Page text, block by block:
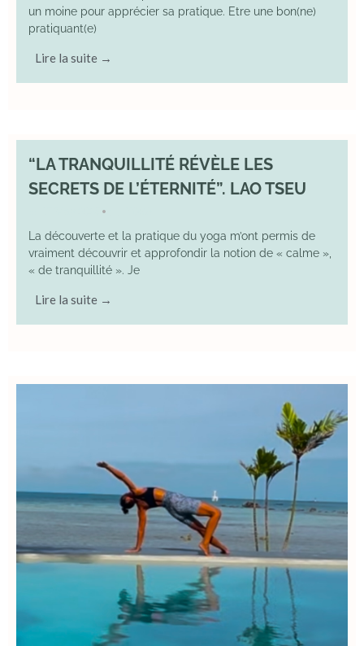
un moine pour apprécier sa pratique. Etre une bon(ne)
pratiquant(e)
Lire la suite →
“LA TRANQUILLITÉ RÉVÈLE LES
SECRETS DE L’ÉTERNITÉ”. LAO TSEU
•
La découverte et la pratique du yoga m’ont permis de
vraiment découvrir et approfondir la notion de « calme »,
« de tranquillité ». Je
Lire la suite →